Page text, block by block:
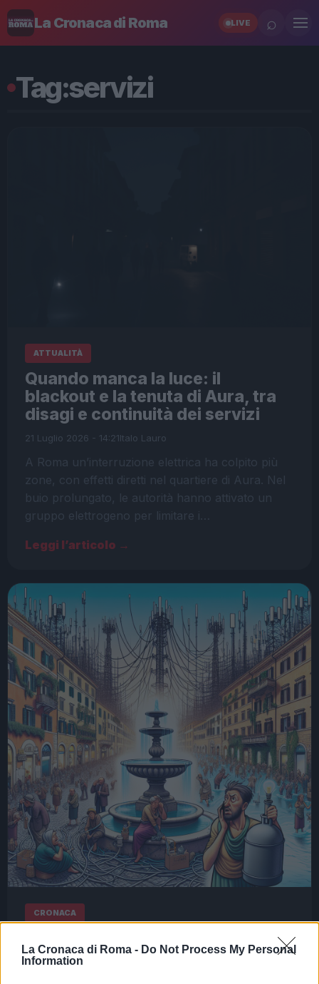
La Cronaca di Roma - Do Not Process My Personal
Information
La Cronaca di Roma LIVE ⌕
Tag:servizi
ATTUALITÀ
Quando manca la luce: il
blackout e la tenuta di Aura, tra
disagi e continuità dei servizi
21 Luglio 2026 - 14:21Italo Lauro
A Roma un’interruzione elettrica ha colpito più
zone, con effetti diretti nel quartiere di Aura. Nel
buio prolungato, le autorità hanno attivato un
gruppo elettrogeno per limitare i…
Leggi l’articolo →
CRONACA
superconnesso, manca acqua,